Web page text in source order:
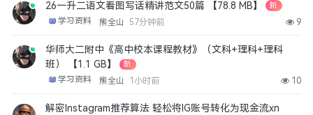
26一升二语文看图写话精讲范文50篇 【78.8 MB】 新
学习资料 熊全山 57分钟前 9
华师大二附中《高中校本课程教材》（文科+理科+理科
班） 【1.1 GB】
新
学习资料 熊全山 1小时前 10
解密Instagram推荐算法 轻松将IG账号转化为现金流xn